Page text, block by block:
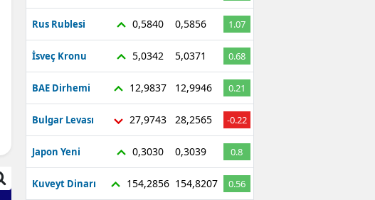
Rus Rublesi 0,5840 0,5856 1.07
İsveç Kronu 5,0342 5,0371 0.68
BAE Dirhemi 12,9837 12,9946 0.21
Bulgar Levası 27,9743 28,2565 -0.22
Japon Yeni 0,3030 0,3039 0.8
Kuveyt Dinarı 154,2856 154,8207 0.56